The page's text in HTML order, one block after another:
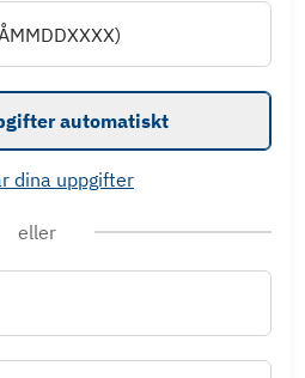
automatiskt
dina uppgifter
eller